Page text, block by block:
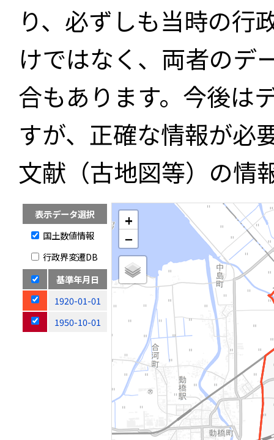
り、必ずしも当時の行
けではなく、両者のデ
合もあります。今後は
すが、正確な情報が必
文献（古地図等）の情
表示データ選択
国土数値情報
行政界変遷DB
基準年月日
1920-01-01
1950-10-01
+
−